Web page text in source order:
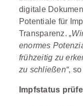
digitale
Potentiale für
Transparenz.
enormes
frühzeitig zu
zu schließen“,
Impfstatus